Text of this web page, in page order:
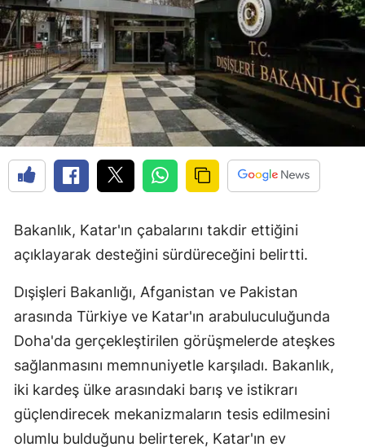
Bakanlık, Katar'ın çabalarını takdir ettiğini
açıklayarak desteğini sürdüreceğini belirtti.
Dışişleri Bakanlığı, Afganistan ve Pakistan
arasında Türkiye ve Katar'ın arabuluculuğunda
Doha'da gerçekleştirilen görüşmelerde ateşkes
sağlanmasını memnuniyetle karşıladı. Bakanlık,
iki kardeş ülke arasındaki barış ve istikrarı
güçlendirecek mekanizmaların tesis edilmesini
olumlu bulduğunu belirterek, Katar'ın ev